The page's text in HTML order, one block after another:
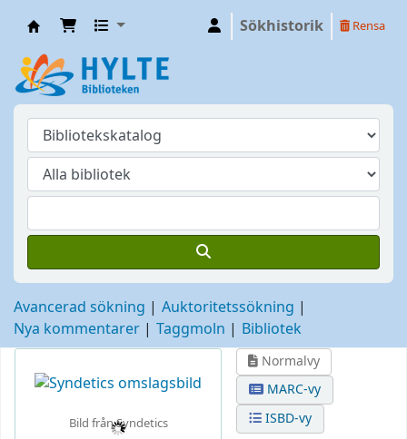
Sökhistorik Rensa
Avancerad sökning
Auktoritetssökning
Nya kommentarer
Taggmoln Bibliotek
Bild från Syndetics
Normalvy
MARC-vy
ISBD-vy